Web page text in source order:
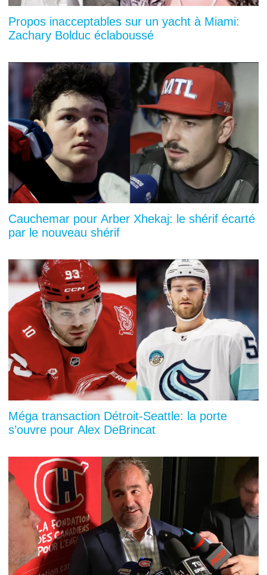
Propos inacceptables sur un yacht à Miami:
Zachary Bolduc éclaboussé
Cauchemar pour Arber Xhekaj: le shérif écarté
par le nouveau shérif
Méga transaction Détroit-Seattle: la porte
s’ouvre pour Alex DeBrincat